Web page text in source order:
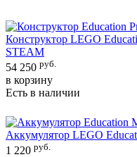
Конструктор LEGO
STEAM
54 250 руб.
в корзину
Есть в наличии
Аккумулятор LEGO
1 220 руб.